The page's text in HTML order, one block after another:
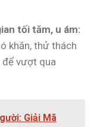
tối tăm, u ám:
khăn, thử thách
để vượt qua
Giải Mã